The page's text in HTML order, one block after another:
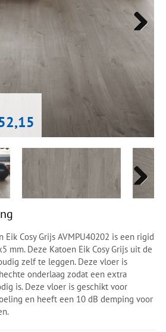
Next
Next
Cosy Grijs AVMPU40202 is een rigid
mm. Deze Katoen Eik Cosy Grijs uit de
zelf te leggen. Deze vloer is
onderlaag zodat een extra
is. Deze vloer is geschikt voor
en heeft een 10 dB demping voor